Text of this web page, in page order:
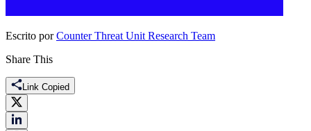
Escrito por Counter Threat Unit Research Team
Share This
Link Copied